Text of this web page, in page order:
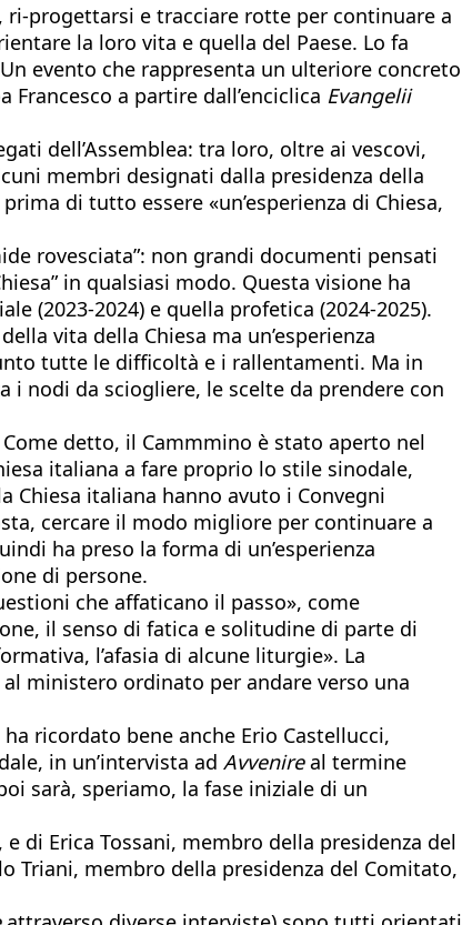
progettarsi e tracciare rotte per continuare a
la loro vita e quella del Paese. Lo fa
evento che rappresenta un ulteriore concreto
a partire dall’enciclica Evangelii
dell’Assemblea: tra loro, oltre ai vescovi,
membri designati dalla presidenza della
di tutto essere «un’esperienza di Chiesa,
rovesciata”: non grandi documenti pensati
in qualsiasi modo. Questa visione ha
(2023-2024) e quella profetica (2024-2025).
vita della Chiesa ma un’esperienza
tutte le difficoltà e i rallentamenti. Ma in
i nodi da sciogliere, le scelte da prendere con
detto, il Cammmino è stato aperto nel
italiana a fare proprio lo stile sinodale,
Chiesa italiana hanno avuto i Convegni
cercare il modo migliore per continuare a
ha preso la forma di un’esperienza
di persone.
che affaticano il passo», come
il senso di fatica e solitudine di parte di
l’afasia di alcune liturgie». La
ministero ordinato per andare verso una
ricordato bene anche Erio Castellucci,
in un’intervista ad Avvenireal termine
sarà, speriamo, la fase iniziale di un
di Erica Tossani, membro della presidenza del
Triani, membro della presidenza del Comitato,